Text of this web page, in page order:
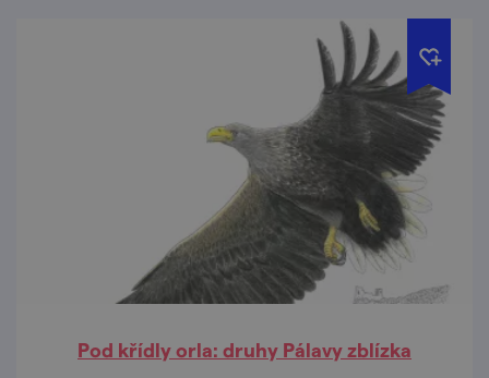
Pod křídly orla: druhy Pálavy zblízka